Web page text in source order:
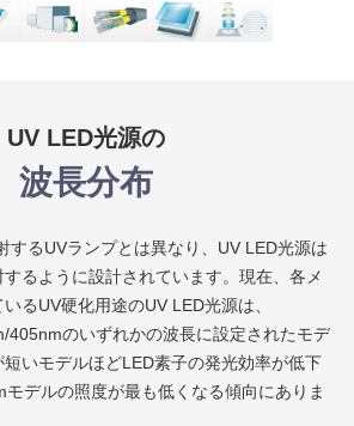
UV LED光源の
波長分布
するUVランプとは異なり、UV LED光源は
るように設計されています。現在、各メ
るUV硬化用途のUV LED光源は、
405nmのいずれかの波長に設定されたモデ
いモデルほどLED素子の発光効率が低下
デルの照度が最も低くなる傾向にありま